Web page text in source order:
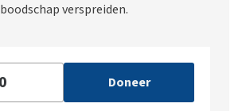
boodschap verspreiden.
Doneer